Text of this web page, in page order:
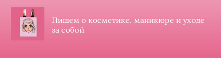
Пишем о косметике, маникюре и уходе
за собой